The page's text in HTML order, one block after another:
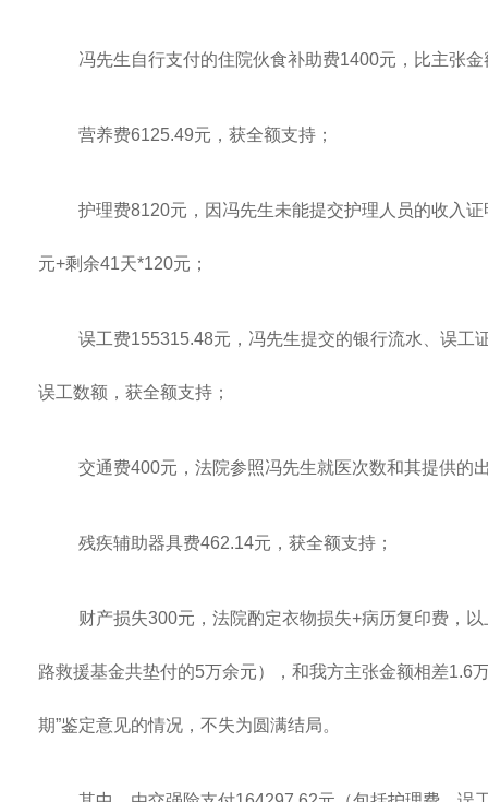
冯先生自行支付的住院伙食补助费1400元，比主张
营养费6125.49元，获全额支持；
护理费8120元，因冯先生未能提交护理人员的收入
元+剩余41天*120元；
误工费155315.48元，冯先生提交的银行流水、误工
误工数额，获全额支持；
交通费400元，法院参照冯先生就医次数和其提供的
残疾辅助器具费462.14元，获全额支持；
财产损失300元，法院酌定衣物损失+病历复印费，
路救援基金共垫付的5万余元），和我方主张金额相差1.6
期”鉴定意见的情况，不失为圆满结局。